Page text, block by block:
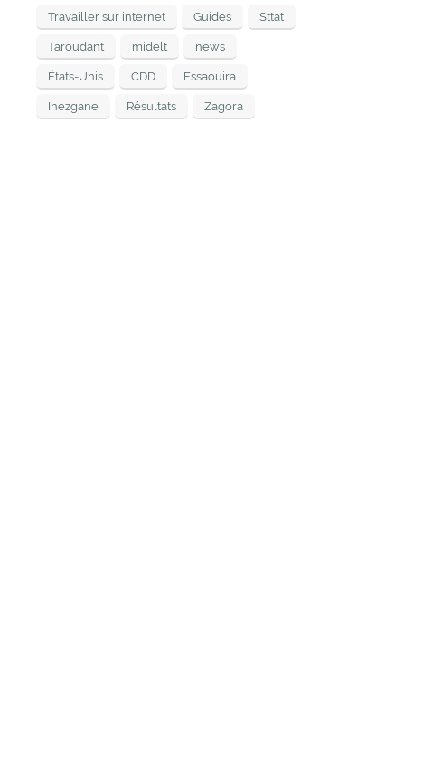
Travailler sur internet Guides Sttat
Taroudant midelt news
États-Unis CDD Essaouira
Inezgane Résultats Zagora